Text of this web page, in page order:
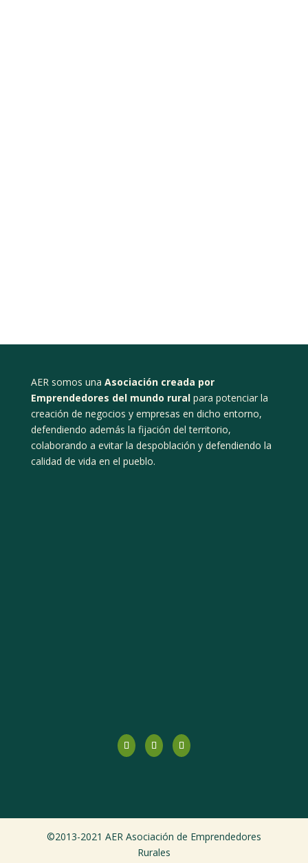
AER somos una Asociación creada por
Emprendedores del mundo ruralpara potenciar la
creación de negocios y empresas en dicho entorno,
defendiendo además la fijación del territorio,
colaborando a evitar la despoblación y defendiendo la
calidad de vida en el pueblo.
©2013-2021 AER Asociación de Emprendedores
Rurales